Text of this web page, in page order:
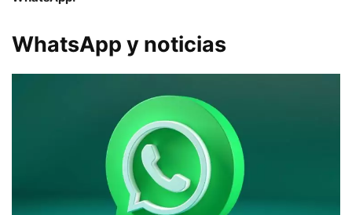
WhatsApp y noticias